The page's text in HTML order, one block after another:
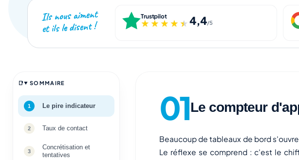
Ils nous aiment
et ils le disent !
Trustpilot
★★★★★
★★★★★ 4,4/5
SOMMAIRE
Le pire indicateur
Taux de contact
Concrétisation et
tentatives
Le compteur
Beaucoup de tableaux de bord
Le réflexe se comprend : c'est le